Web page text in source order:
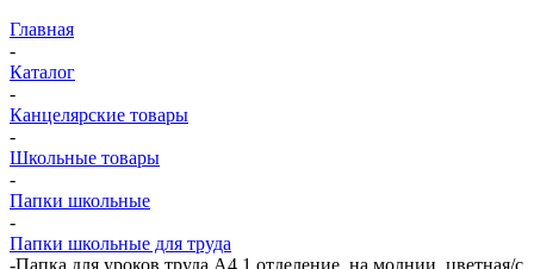
Главная
-
Каталог
-
Канцелярские товары
-
Школьные товары
-
Папки школьные
-
Папки школьные для труда
-Папка для уроков труда А4 1 отделение, на молнии, цветная/с